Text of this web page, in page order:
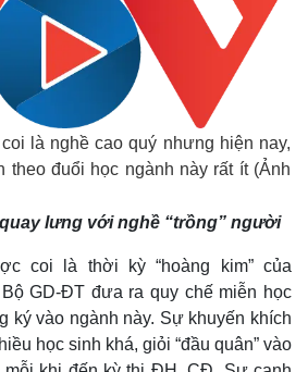
là nghề cao quý nhưng hiện nay,
theo đuổi học ngành này rất ít (Ảnh
lưng với nghề “trồng” người
coi là thời kỳ “hoàng kim” của
GD-ĐT đưa ra quy chế miễn học
ký vào ngành này. Sự khuyến khích
học sinh khá, giỏi “đầu quân” vào